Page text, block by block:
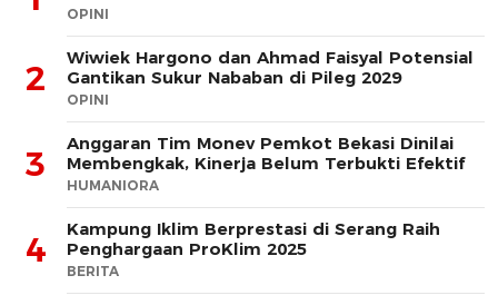
OPINI
2
Wiwiek Hargono dan Ahmad Faisyal Potensial
Gantikan Sukur Nababan di Pileg 2029
OPINI
3
Anggaran Tim Monev Pemkot Bekasi Dinilai
Membengkak, Kinerja Belum Terbukti Efektif
HUMANIORA
4
Kampung Iklim Berprestasi di Serang Raih
Penghargaan ProKlim 2025
BERITA